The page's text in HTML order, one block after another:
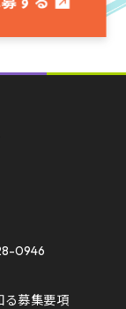
0946
る募集要項